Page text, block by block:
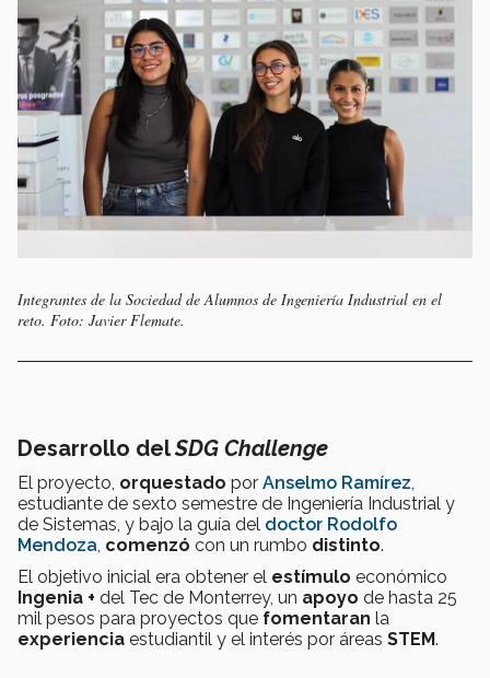
Integrantes de la Sociedad de Alumnos de Ingeniería Industrial en el
reto. Foto: Javier Flemate.
Desarrollo delSDG Challenge
El proyecto, orquestado por Anselmo Ramírez,
estudiante de sexto semestre de Ingeniería Industrial y
de Sistemas, y bajo la guía del doctor Rodolfo
Mendoza, comenzó con un rumbo distinto.
El objetivo inicial era obtener el estímulo económico
Ingenia + del Tec de Monterrey, un apoyo de hasta 25
mil pesos para proyectos que fomentaran la
experiencia estudiantil y el interés por áreas STEM.